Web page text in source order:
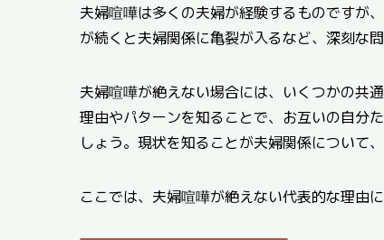
夫婦喧嘩は多くの夫婦が経験するものですが
が続くと夫婦関係に亀裂が入るなど、深刻な
夫婦喧嘩が絶えない場合には、いくつかの共
理由やパターンを知ることで、お互いの自分
しょう。現状を知ることが夫婦関係について
ここでは、夫婦喧嘩が絶えない代表的な理由